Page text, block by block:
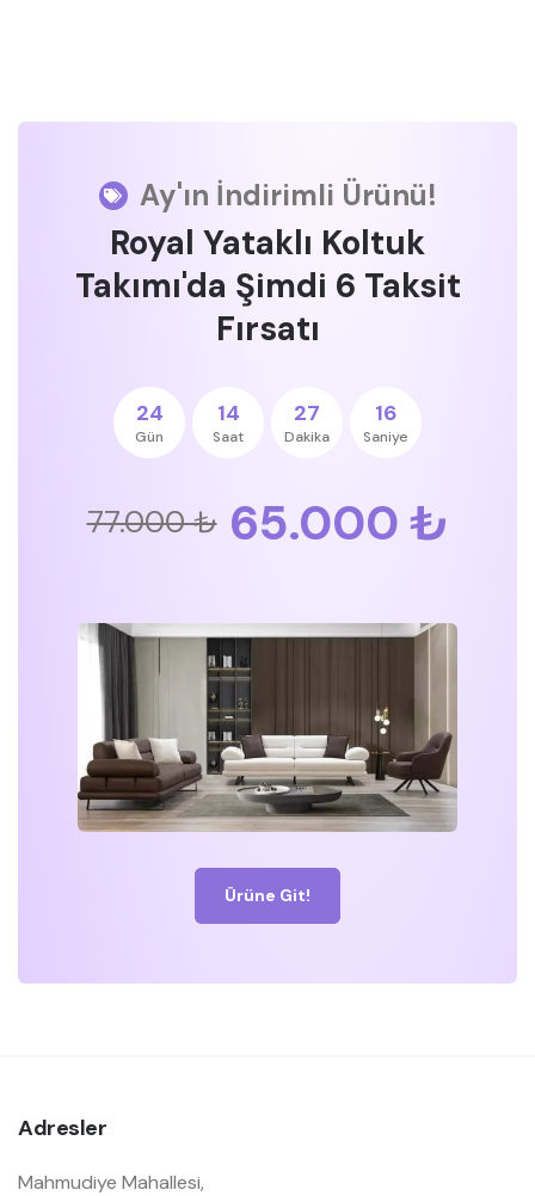
Ay'ın İndirimli Ürünü!
Royal Yataklı Koltuk
Takımı'da Şimdi 6 Taksit
Fırsatı
24
Gün
14
Saat
27
Dakika
15
Saniye
77.000 ₺ 65.000 ₺
Ürüne Git!
Adresler
Mahmudiye Mahallesi,